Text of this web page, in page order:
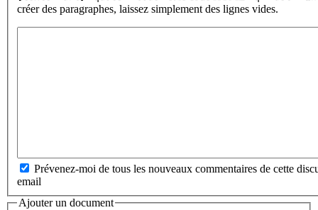
créer des paragraphes, laissez simplement des lignes vides.
Prévenez-moi de tous les nouveaux commentaires de cette
email
Ajouter un document